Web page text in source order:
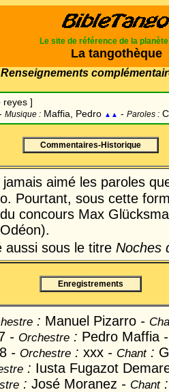
Le site de référence de la planète
La tangothèque
Renseignements
reyes ]
Musique : Maffia, Pedro ▲▲ - Paroles :
Commentaires-Historique
jamais aimé les paroles
Pourtant, sous cette
concours Max
aussi sous le titre Noches
Enregistrements
: Manuel Pizarro -
- Orchestre : Pedro Maffia
- Orchestre : xxx - Chant:
: Iusta Fugazot
: José Moranez - Chant